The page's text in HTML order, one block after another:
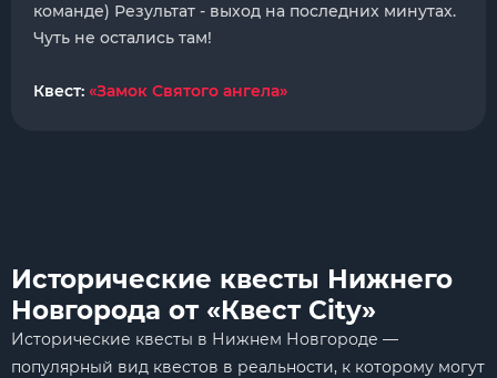
команде) Результат - выход на последних минутах.
Чуть не остались там!
Квест: «Замок Cвятого ангела»
Исторические квесты Нижнего
Новгорода от «Квест City»
Исторические квесты в Нижнем Новгороде —
популярный вид квестов в реальности, к которому могут